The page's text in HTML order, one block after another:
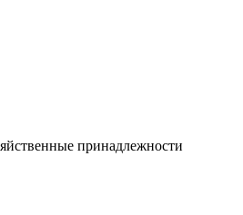
принадлежности